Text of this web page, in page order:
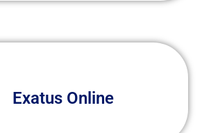
Exatus Online